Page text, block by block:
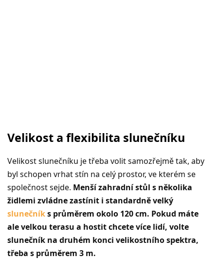
Velikost a flexibilita slunečníku
Velikost slunečníku je třeba volit samozřejmě tak, aby
byl schopen vrhat stín na celý prostor, ve kterém se
společnost sejde. Menší zahradní stůl s několika
židlemi zvládne zastínit i standardně velký
slunečníks průměrem okolo 120 cm. Pokud máte
ale velkou terasu a hostit chcete více lidí, volte
slunečník na druhém konci velikostního spektra,
třeba s průměrem 3 m.